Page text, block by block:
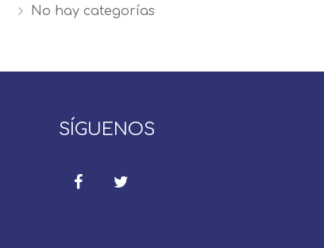
No hay categorías
SÍGUENOS